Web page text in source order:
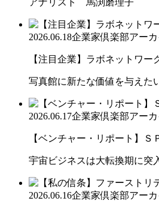
2026.06.18企業家倶楽部アー
【注目企業】ラボネットワー
写真館に新たな価値を与えた
2026.06.17企業家倶楽部アー
【ベンチャー・リポート】Ｓ
宇宙ビジネスは大転換期に突
2026.06.16企業家倶楽部アー